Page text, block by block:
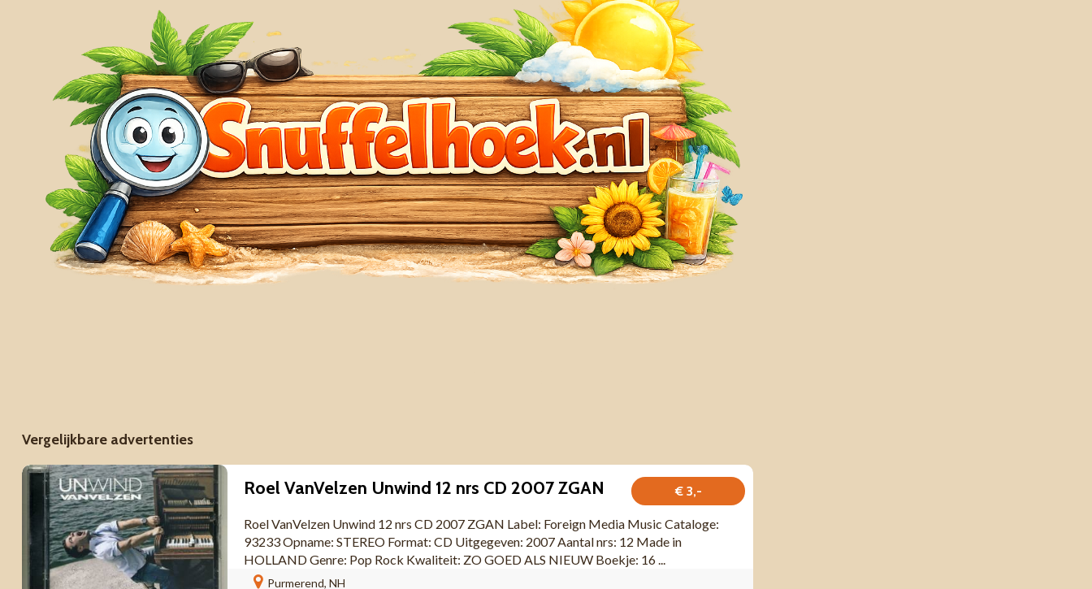
Vergelijkbare advertenties
€ 3,-
Roel VanVelzen Unwind 12 nrs CD 2007 ZGAN
Roel VanVelzen ‎Unwind 12 nrs CD 2007 ZGAN Label: Foreign Media Music Cataloge:
93233 Opname: STEREO Format: CD Uitgegeven: 2007 Aantal nrs: 12 Made in
HOLLAND Genre: Pop Rock Kwaliteit: ZO GOED ALS NIEUW Boekje: 16 ...
Purmerend, NH